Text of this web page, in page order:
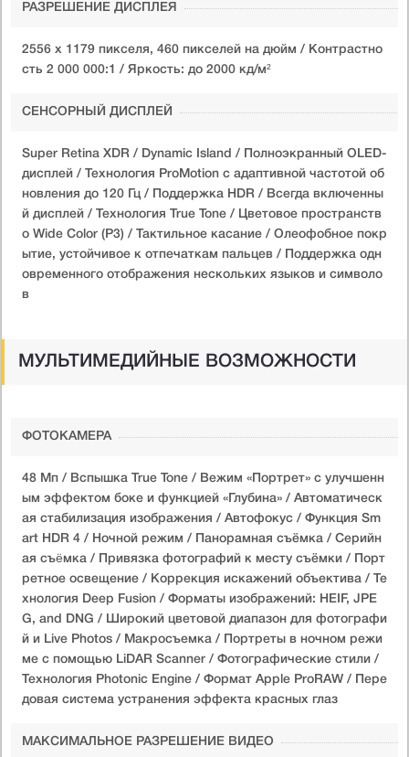
РАЗРЕШЕНИЕ ДИСПЛЕЯ
2556 х 1179 пикселя, 460 пикселей на дюйм / Контрастно
сть 2 000 000:1 / Яркость: до 2000 кд/м²
СЕНСОРНЫЙ ДИСПЛЕЙ
Super Retina XDR / Dynamic Island / Полноэкранный OLED-
дисплей / Технология ProMotion с адаптивной частотой об
новления до 120 Гц / Поддержка HDR / Всегда включенны
й дисплей / Технология True Tone / Цветовое пространств
о Wide Color (P3) / Тактильное касание / Олеофобное покр
ытие, устойчивое к отпечаткам пальцев / Поддержка одн
овременного отображения нескольких языков и символо
в
МУЛЬТИМЕДИЙНЫЕ ВОЗМОЖНОСТИ
ФОТОКАМЕРА
48 Мп / Вспышка True Tone / Вежим «Портрет» с улучшенн
ым эффектом боке и функцией «Глубина» / Автоматическ
ая стабилизация изображения / Автофокус / Функция Sm
art HDR 4 / Ночной режим / Панорамная съёмка / Серийн
ая съëмка / Привязка фотографий к месту съёмки / Порт
ретное освещение / Коррекция искажений объектива / Те
хнология Deep Fusion / Форматы изображений: HEIF, JPE
G, and DNG / Широкий цветовой диапазон для фотографи
й и Live Photos / Макросъемка / Портреты в ночном режи
ме с помощью LiDAR Scanner / Фотографические стили /
Технология Photonic Engine / Формат Apple ProRAW / Пере
довая система устранения эффекта красных глаз
МАКСИМАЛЬНОЕ РАЗРЕШЕНИЕ ВИДЕО